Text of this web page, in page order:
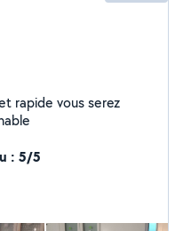
rapide vous serez
: 5/5